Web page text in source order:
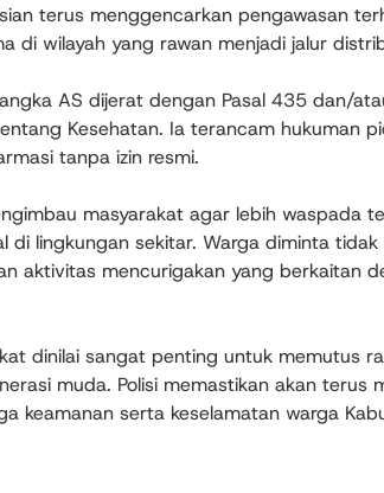
terus menggencarkan pengawasan
di wilayah yang rawan menjadi jalur
AS dijerat dengan Pasal 435 dan/
Kesehatan. Ia terancam hukuman
tanpa izin resmi.
masyarakat agar lebih waspada
di lingkungan sekitar. Warga diminta
aktivitas mencurigakan yang berkaitan
dinilai sangat penting untuk memutus
muda. Polisi memastikan akan terus
keamanan serta keselamatan warga